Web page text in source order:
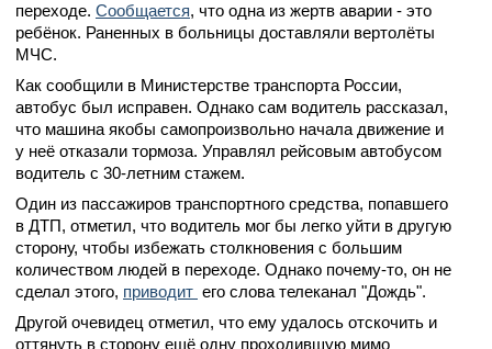
переходе. Сообщается, что одна из жертв аварии - это
ребёнок. Раненных в больницы доставляли вертолёты
МЧС.
Как сообщили в Министерстве транспорта России,
автобус был исправен. Однако сам водитель рассказал,
что машина якобы самопроизвольно начала движение и
у неё отказали тормоза. Управлял рейсовым автобусом
водитель с 30-летним стажем.
Один из пассажиров транспортного средства, попавшего
в ДТП, отметил, что водитель мог бы легко уйти в другую
сторону, чтобы избежать столкновения с большим
количеством людей в переходе. Однако почему-то, он не
сделал этого, приводит его слова телеканал "Дождь".
Другой очевидец отметил, что ему удалось отскочить и
оттянуть в сторону ещё одну проходившую мимо